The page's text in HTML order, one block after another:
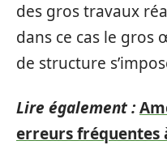
des gros travaux
dans ce cas le gros
de structure
Lire également :
erreurs fréquentes